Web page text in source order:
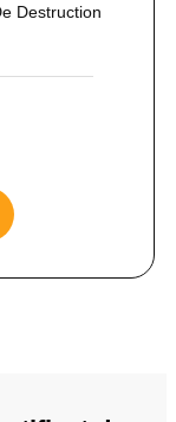
Destruction